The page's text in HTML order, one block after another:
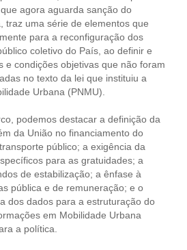
agora aguarda sanção do
traz uma série de elementos que
para a reconfiguração dos
coletivo do País, ao definir e
e condições objetivas que não foram
no texto da lei que instituiu a
Urbana (PNMU).
podemos destacar a definição da
da União no financiamento do
público; a exigência da
para as gratuidades; a
de estabilização; a ênfase à
pública e de remuneração; e o
dos dados para a estruturação do
em Mobilidade Urbana
a política.